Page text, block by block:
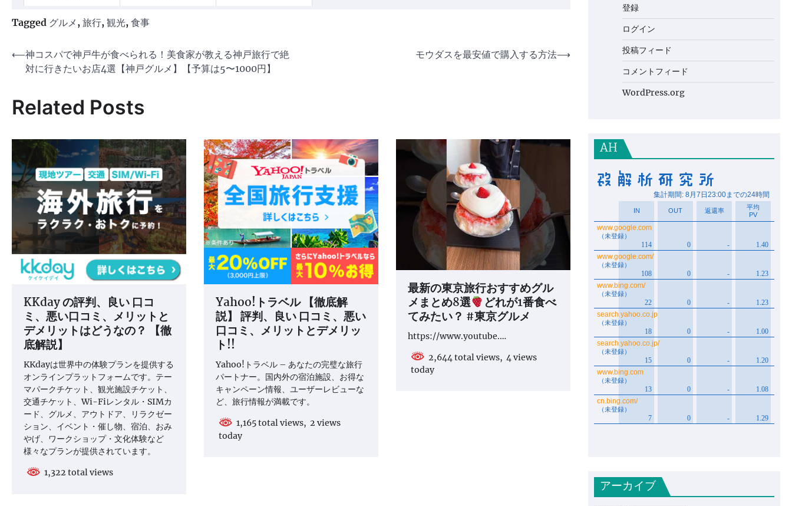
Tagged グルメ , 旅行, 観光, 食事
投
ビ
ー
シ
ョ
ン
⟵神コスパで神戸牛が食べられる！美食家が教える神戸旅行で絶
対に行きたいお店4選【神戸グルメ】【予算は5〜1000円】
モウダスを最安値で購入する方法⟶
Related Posts
KKday の評判、良い 口コ
ミ、悪い口コミ、メリットと
デメリットはどうなの？ 【徹
底解説】
KKdayは世界中の体験プランを提供する
オンラインプラットフォームです。テー
マパークチケット、観光施設チケット、
交通チケット、Wi-Fiレンタル・SIMカ
ード、グルメ、アウトドア、リラクゼー
ション、イベント・催し物、宿泊、おみ
やげ、ワークショップ・文化体験など
様々なプランが提供されています。
1,322 total views
Yahoo!トラベル 【徹底解
説】 評判、良い 口コミ、悪い
口コミ、メリットとデメリッ
ト!!
Yahoo!トラベル – あなたの完璧な旅行
パートナー。国内外の宿泊施設、お得な
キャンペーン情報、ユーザーレビューな
ど、旅行情報が満載です。
1,165 total views, 2 views
today
最新の東京旅行おすすめグル
メまとめ8選 どれが1番食べ
てみたい？ #東京グルメ
https://www.youtube.…
2,644 total views, 4 views
today
登録
ログイン
投稿フィード
コメントフィード
WordPress.org
AH
アーカイブ